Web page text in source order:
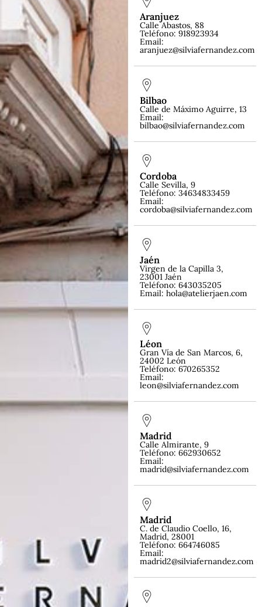
Aranjuez
Calle Abastos, 88
Teléfono: 918923934
Email:
aranjuez@silviafernandez.com
Bilbao
Calle de Máximo Aguirre, 13
Email:
bilbao@silviafernandez.com
Cordoba
Calle Sevilla, 9
Teléfono: 34634833459
Email:
cordoba@silviafernandez.com
Jaén
Virgen de la Capilla 3,
23001 Jaén
Teléfono: 643035205
Email: hola@atelierjaen.com
Léon
Gran Vía de San Marcos, 6,
24002 León
Teléfono: 670265352
Email:
leon@silviafernandez.com
Madrid
Calle Almirante, 9
Teléfono: 662930652
Email:
madrid@silviafernandez.com
Madrid
C. de Claudio Coello, 16,
Madrid, 28001
Teléfono: 664746085
Email:
madrid2@silviafernandez.com